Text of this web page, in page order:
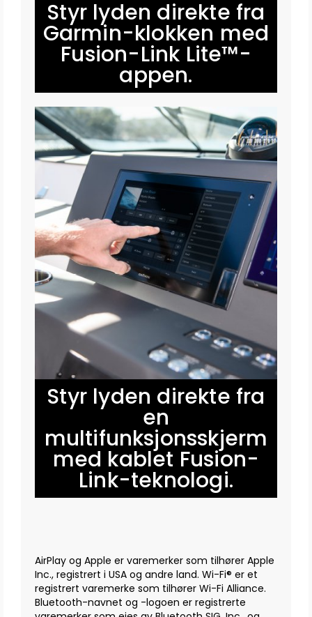
Styr lyden direkte fra
Garmin-klokken med
Fusion-Link Lite™-
appen.
Styr lyden direkte fra
en
multifunksjonsskjerm
med kablet Fusion-
Link-teknologi.
AirPlay og Apple er varemerker som tilhører Apple
Inc., registrert i USA og andre land. Wi-Fi® er et
registrert varemerke som tilhører Wi-Fi Alliance.
Bluetooth-navnet og -logoen er registrerte